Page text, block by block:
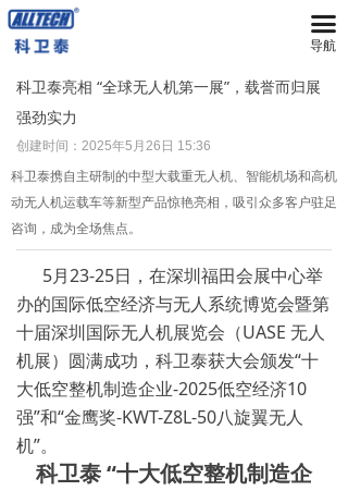
导航
끀
首页
넸多旋翼无人机
넸 复合翼无人机
넸 系留无人机平台
智能无人机机场
넸 无人机反制平台
넸无人机远程指挥管控平台
넸无人机集群技术
地面站系统
科卫泰亮相 “全球无人机第一展”，载誉而归展
强劲实力
创建时间： 2025年5月26日 15:36
科卫泰携自主研制的中型大载重无人机、智能机场和高机
动无人机运载车等新型产品惊艳亮相，吸引众多客户驻足
咨询，成为全场焦点。
5月23-25日，在深圳福田会展中心举
办的国际低空经济与无人系统博览会暨第
十届深圳国际无人机展览会（UASE 无人
机展）圆满成功，科卫泰获大会颁发“十
大低空整机制造企业-2025低空经济10
强”和“金鹰奖-KWT-Z8L-50八旋翼无人
机”。
科卫泰 “十大低空整机制造企